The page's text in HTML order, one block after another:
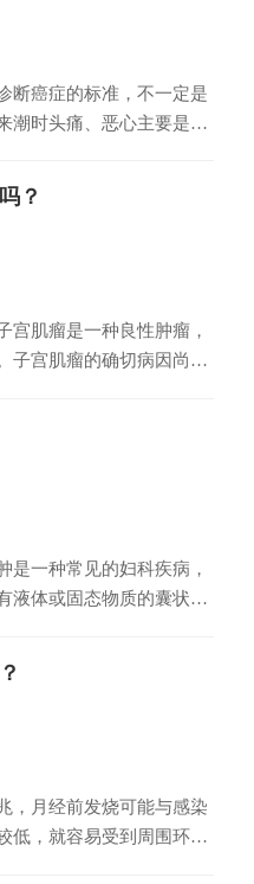
断癌症的标准，不一定是
潮时头痛、恶心主要是受
没有直接关系。月经结束
担忧。若不放心，可以入
确诊是癌症引起，且处于
？
宫肌瘤是一种良性肿瘤，
子宫肌瘤的确切病因尚不
多囊卵巢综合征、有家族
使用激素进行替代治
险升高。无症状的肌瘤患
是一种常见的妇科疾病，
液体或固态物质的囊状结
也有病理性的，包括皮样
囊肿，囊肿可能会增
等症状。少数患者会发生
，月经前发烧可能与感染
低，就容易受到周围环境